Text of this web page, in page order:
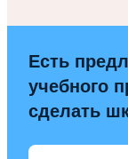
Есть
учебного
сделать